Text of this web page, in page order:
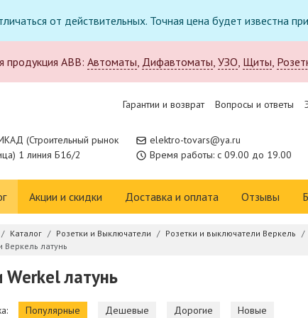
от действительных. Точная цена будет
продукция ABB: Автоматы, Дифавтоматы, УЗО, Щиты,
Гарантии и возврат Вопросы и ответы
(Строительный рынок
1 линия Б16/2
elektro-tovars@ya.ru
Время работы: с 09.00 до 19.00
Акции и скидки Доставка и оплата Отзывы
Каталог Розетки и Выключатели
Розетки и выключатели Веркель
Веркель латунь
Werkel латунь
Популярные Дешевые Дорогие Новые